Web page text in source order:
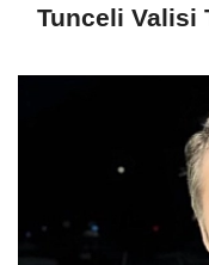
Tunceli Valisi